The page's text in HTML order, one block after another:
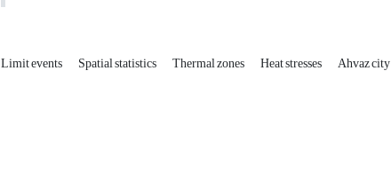
Limit events Spatial statistics Thermal zones Heat stresses Ahvaz city